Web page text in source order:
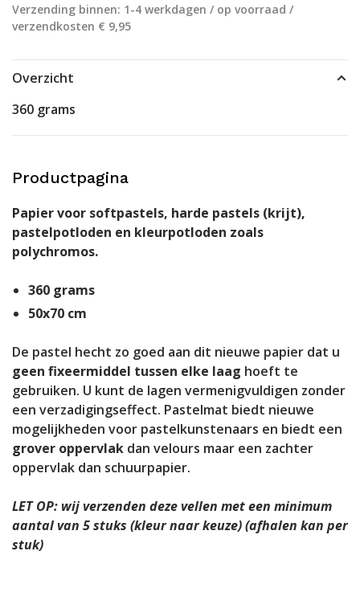
Verzending binnen: 1-4 werkdagen / op voorraad /
verzendkosten € 9,95
Overzicht
360 grams
Productpagina
Papier voor softpastels, harde pastels (krijt),
pastelpotloden en kleurpotloden zoals
polychromos.
360 grams
50x70 cm
De pastel hecht zo goed aan dit nieuwe papier dat u
geen fixeermiddel tussen elke laag hoeft te
gebruiken. U kunt de lagen vermenigvuldigen zonder
een verzadigingseffect. Pastelmat biedt nieuwe
mogelijkheden voor pastelkunstenaars en biedt een
grover oppervlak dan velours maar een zachter
oppervlak dan schuurpapier.
LET OP: wij verzenden deze vellen met een minimum
aantal van 5 stuks (kleur naar keuze) (afhalen kan per
stuk)